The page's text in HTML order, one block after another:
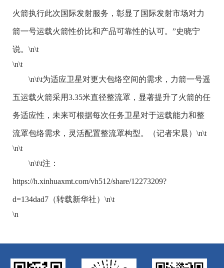
火箭执行此次国际发射服务，彰显了国际发射市场对力
箭一号运载火箭性价比和产品可靠性的认可。”史晓宁
说。\n\t
\n\t
\n\t\t为适应卫星对更大包络空间的需求，力箭一号遥
五运载火箭采用3.35米直径整流罩，显著提升了火箭的任
务适应性，未来可根据每次任务卫星对于运载能力和整
流罩包络需求，灵活配置整流罩构型。（记者宋晨）\n\t
\n\t
\n\t\t注：
https://h.xinhuaxmt.com/vh512/share/12273209?
d=134dad7（转载新华社）\n\t
\n